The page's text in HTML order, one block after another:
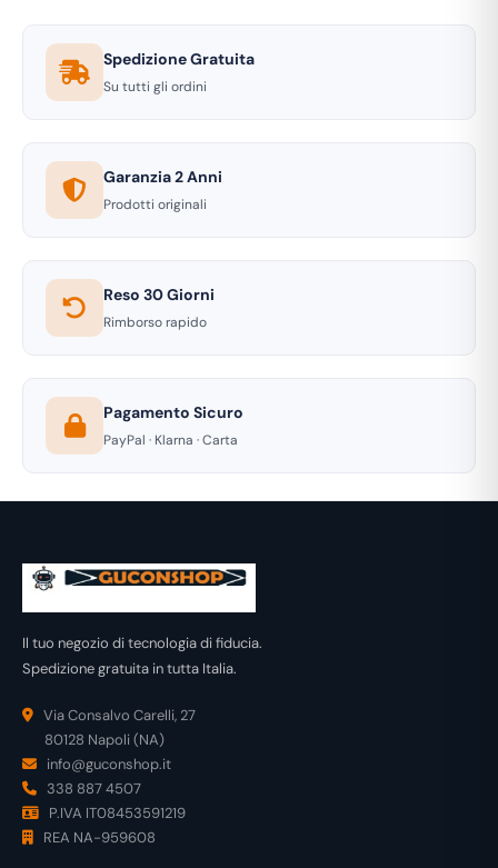
Spedizione Gratuita
Su tutti gli ordini
Garanzia 2 Anni
Prodotti originali
Reso 30 Giorni
Rimborso rapido
Pagamento Sicuro
PayPal · Klarna · Carta
Il tuo negozio di tecnologia di fiducia.
Spedizione gratuita in tutta Italia.
Via Consalvo Carelli, 27
80128 Napoli (NA)
info@guconshop.it
338 887 4507
P.IVA IT08453591219
REA NA-959608